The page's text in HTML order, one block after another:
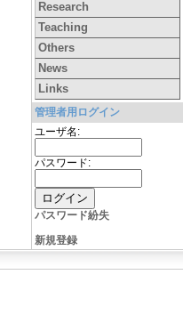
Research
Teaching
Others
News
Links
管理者用ログイン
ユーザ名:
パスワード:
パスワード紛失
新規登録